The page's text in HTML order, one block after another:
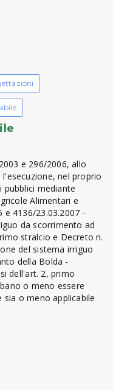
e 296/2006, allo
nel proprio
pubblici mediante
Alimentari e
e 4136/23.03.2007 -
da scorrimento ad
stralcio e Decreto n.
del sistema irriguo
della Bolda -
dell'art. 2, primo
o meno essere
sia o meno applicabile